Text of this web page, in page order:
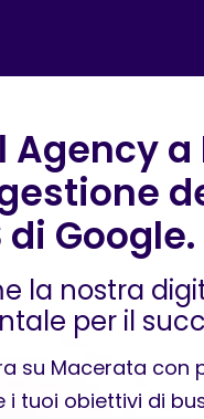
Agency
Google.
la nostra
per il
su Macerata con
tuoi obiettivi di